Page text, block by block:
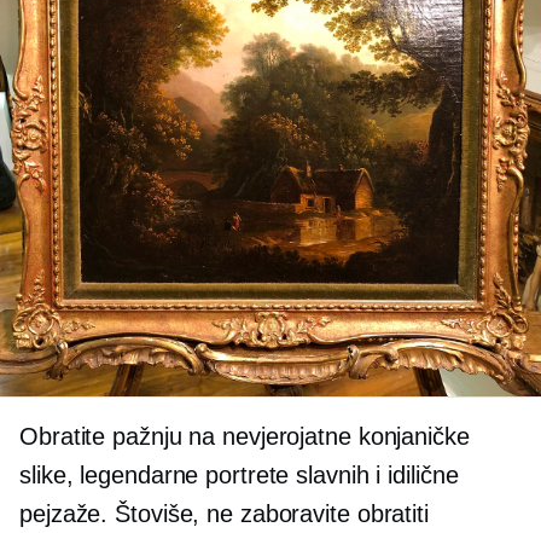
Obratite pažnju na nevjerojatne konjaničke
slike, legendarne portrete slavnih i idilične
pejzaže. Štoviše, ne zaboravite obratiti